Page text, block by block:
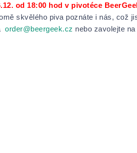
od 18:00 hod v pivotéce
skvělého piva poznáte i nás, což
order@beergeek.cz nebo zavolejte